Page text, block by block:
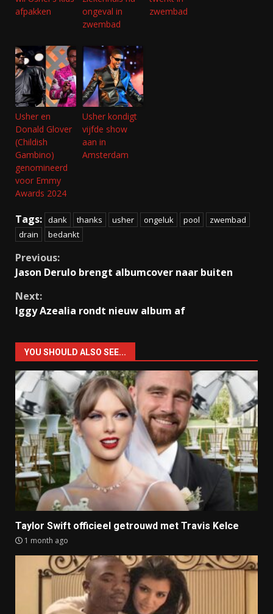
afpakken
ongeval in
zwembad
zwembad
Usher en
Donald Glover
(Childish
Gambino)
genomineerd
voor Emmy
Awards 2024
Usher kondigt
vijfde show
aan in
Amsterdam
Tags: dank thanks usher ongeluk pool
zwembad
drain
bedankt
Continue
Previous:
Jason Derulo brengt albumcover naar buiten
Next:
Iggy Azealia rondt nieuw album af
YOU SHOULD ALSO SEE...
Taylor Swift officieel getrouwd met Travis Kelce
1 month ago